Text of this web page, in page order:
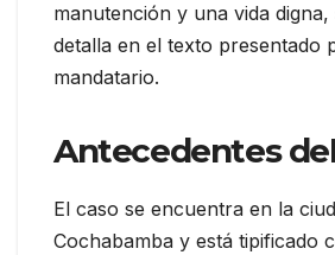
manutención y una vida digna,
detalla en el texto presentado
mandatario.
Antecedentes
El caso se encuentra en la
Cochabamba y está tipificado